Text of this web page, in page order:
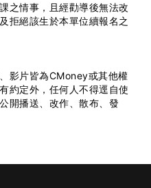
之情事，且經勸導後無法改
拒絕該生於本單位續報名之
影片皆為CMoney或其他權
約定外，任何人不得逕自使
開播送、改作、散布、發